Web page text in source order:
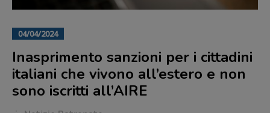
04/04/2024
Inasprimento sanzioni per i cittadini
italiani che vivono all’estero e non
sono iscritti all’AIRE